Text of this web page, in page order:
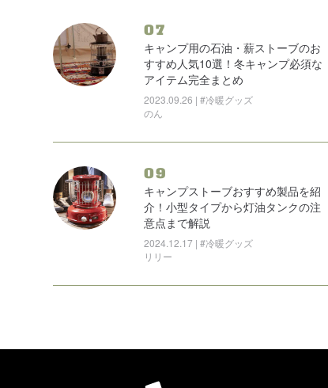
07
キャンプ用の石油・薪ストーブのお
すすめ人気10選！冬キャンプ必須な
アイテム完全まとめ
2023.09.26 | #冷暖グッズ
のん
09
キャンプストーブおすすめ製品を紹
介！小型タイプから灯油タンクの注
意点まで解説
2024.12.17 | #冷暖グッズ
リリー